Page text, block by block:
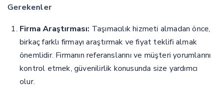
Gerekenler
Firma Araştırması: Taşımacılık hizmeti almadan önce,
birkaç farklı firmayı araştırmak ve fiyat teklifi almak
önemlidir. Firmanın referanslarını ve müşteri yorumlarını
kontrol etmek, güvenilirlik konusunda size yardımcı
olur.